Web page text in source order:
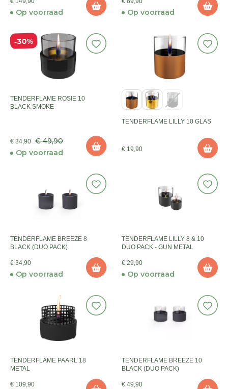
Op voorraad Op voorraad
30%
TENDERFLAME ROSIE 10
BLACK SMOKE
€ 34,90 € 49,90
Op voorraad
TENDERFLAME LILLY 10 GLAS
€ 19,90
TENDERFLAME BREEZE 8
BLACK (DUO PACK)
€ 34,90
Op voorraad
TENDERFLAME LILLY 8 & 10
DUO PACK - GUN METAL
€ 29,90
Op voorraad
TENDERFLAME PAARL 18
METAL
€ 109,90
TENDERFLAME BREEZE 10
BLACK (DUO PACK)
€ 49,90